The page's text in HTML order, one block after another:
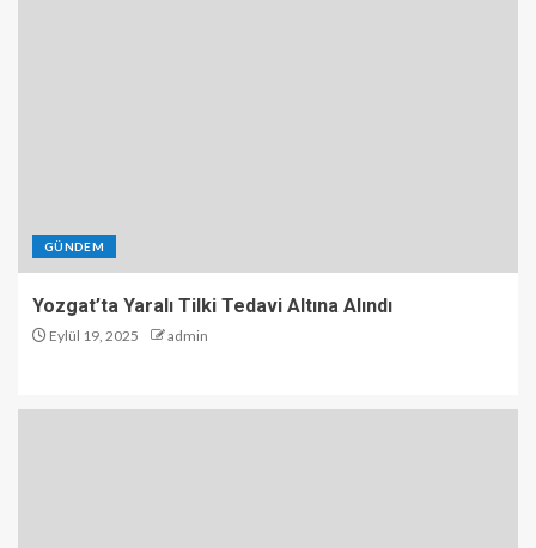
GÜNDEM
Yozgat’ta Yaralı Tilki Tedavi Altına Alındı
Eylül 19, 2025 admin